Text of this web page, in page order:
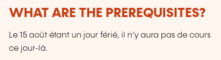
WHAT ARE THE PREREQUISITES?
Le 15 août étant un jour férié, il n’y aura pas de cours
ce jour-là.